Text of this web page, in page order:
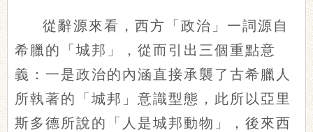
從辭源來看，西方「政治」一詞源自
希臘的「城邦」，從而引出三個重點意
義：一是政治的內涵直接承襲了古希臘人
所執著的「城邦」意識型態，此所以亞里
斯多德所說的「人是城邦動物」，後來西